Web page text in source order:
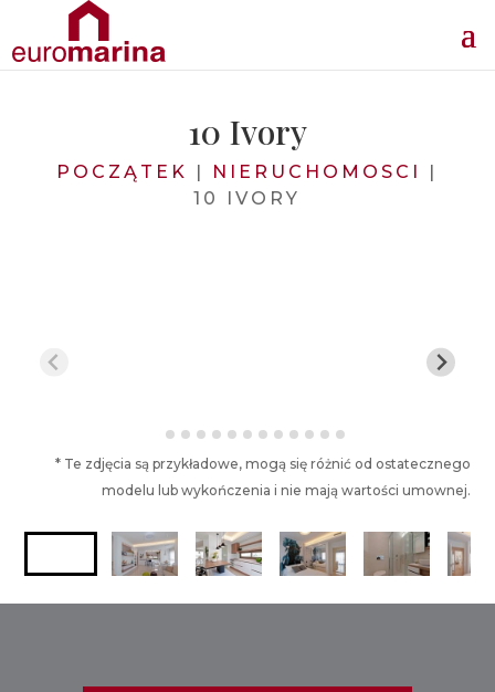
10 Ivory
POCZĄTEK | NIERUCHOMOSCI
|
10 IVORY
* Te zdjęcia są przykładowe, mogą się różnić od ostatecznego
modelu lub wykończenia i nie mają wartości umownej.